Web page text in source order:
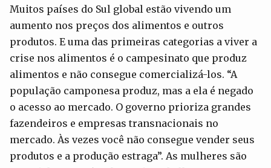
Muitos países do Sul global estão vivendo um
aumento nos preços dos alimentos e outros
produtos. E uma das primeiras categorias a viver a
crise nos alimentos é o campesinato que produz
alimentos e não consegue comercializá-los. “A
população camponesa produz, mas a ela é negado
o acesso ao mercado. O governo prioriza grandes
fazendeiros e empresas transnacionais no
mercado. Às vezes você não consegue vender seus
produtos e a produção estraga”. As mulheres são